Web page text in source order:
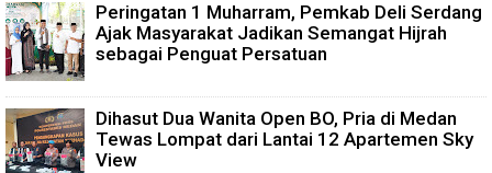
Peringatan 1 Muharram, Pemkab Deli Serdang
Ajak Masyarakat Jadikan Semangat Hijrah
sebagai Penguat Persatuan
Dihasut Dua Wanita Open BO, Pria di Medan
Tewas Lompat dari Lantai 12 Apartemen Sky
View